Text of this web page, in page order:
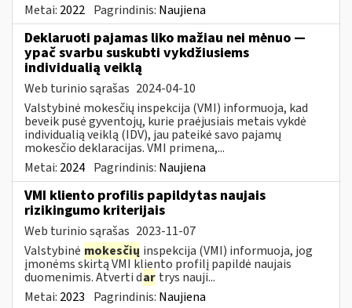
Metai: 2022 Pagrindinis: Naujiena
Deklaruoti pajamas liko mažiau nei mėnuo —
ypač svarbu suskubti vykdžiusiems
individualią veiklą
Web turinio sąrašas 2024-04-10
Valstybinė mokesčių inspekcija (VMI) informuoja, kad
beveik pusė gyventojų, kurie praėjusiais metais vykdė
individualią veiklą (IDV), jau pateikė savo pajamų
mokesčio deklaracijas. VMI primena,...
Metai: 2024 Pagrindinis: Naujiena
VMI kliento profilis papildytas naujais
rizikingumo kriterijais
Web turinio sąrašas 2023-11-07
Valstybinė mokesčių inspekcija (VMI) informuoja, jog
įmonėms skirtą VMI kliento profilį papildė naujais
duomenimis. Atverti dar trys nauji...
Metai: 2023 Pagrindinis: Naujiena